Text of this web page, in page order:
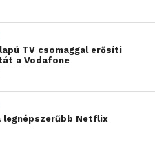
(Vorzogori
perspektívából
helyet, miközben
és elhivatottságot, amellyel
örökség fennmaradása
részletes
TV csomaggal erősíti
a Vodafone
legnépszerűbb Netflix